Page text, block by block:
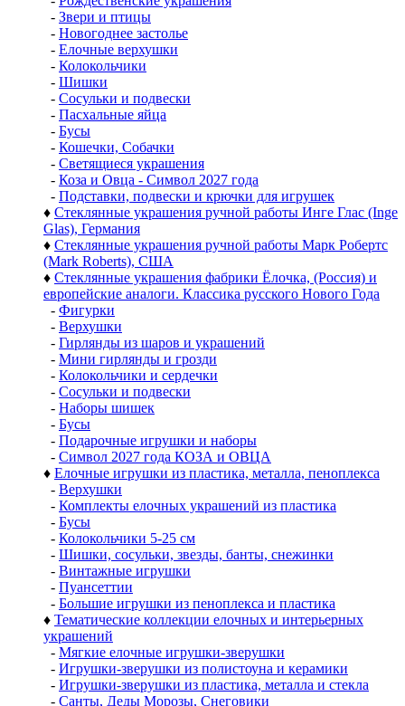
- Звери и птицы
- Новогоднее застолье
- Елочные верхушки
- Колокольчики
- Шишки
- Сосульки и подвески
- Пасхальные яйца
- Бусы
- Кошечки, Собачки
- Светящиеся украшения
- Коза и Овца - Символ 2027 года
- Подставки, подвески и крючки для игрушек
♦ Стеклянные украшения ручной работы Инге Глас (Inge
Glas), Германия
♦ Стеклянные украшения ручной работы Марк Робертс
(Mark Roberts), США
♦ Стеклянные украшения фабрики Ёлочка, (Россия) и
европейские аналоги. Классика русского Нового Года
- Фигурки
- Верхушки
- Гирлянды из шаров и украшений
- Мини гирлянды и грозди
- Колокольчики и сердечки
- Сосульки и подвески
- Наборы шишек
- Бусы
- Подарочные игрушки и наборы
- Символ 2027 года КОЗА и ОВЦА
♦ Елочные игрушки из пластика, металла, пеноплекса
- Верхушки
- Комплекты елочных украшений из пластика
- Бусы
- Колокольчики 5-25 см
- Шишки, сосульки, звезды, банты, снежинки
- Винтажные игрушки
- Пуансеттии
- Большие игрушки из пеноплекса и пластика
♦ Тематические коллекции елочных и интерьерных
украшений
- Мягкие елочные игрушки-зверушки
- Игрушки-зверушки из полистоуна и керамики
- Игрушки-зверушки из пластика, металла и стекла
- Санты, Деды Морозы, Снеговики